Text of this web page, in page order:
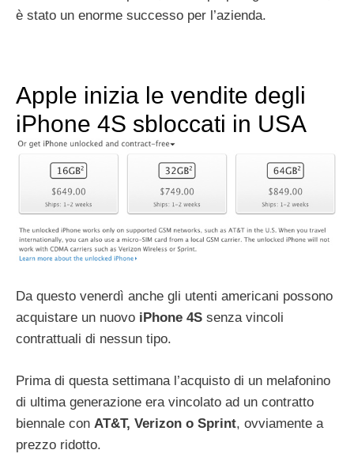
è stato un enorme successo per l’azienda.
Apple inizia le vendite degli
iPhone 4S sbloccati in USA
Da questo venerdì anche gli utenti americani possono
acquistare un nuovo iPhone 4S senza vincoli
contrattuali di nessun tipo.
Prima di questa settimana l’acquisto di un melafonino
di ultima generazione era vincolato ad un contratto
biennale con AT&T, Verizon o Sprint, ovviamente a
prezzo ridotto.